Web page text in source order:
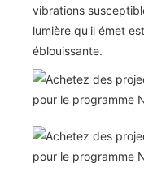
vibrations
lumière qu'il émet
éblouissante.